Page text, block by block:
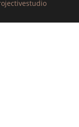
studio